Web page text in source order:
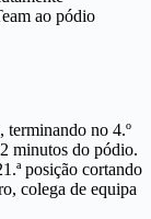
ao pódio
terminando no 4.º
minutos do pódio.
posição cortando
colega de equipa